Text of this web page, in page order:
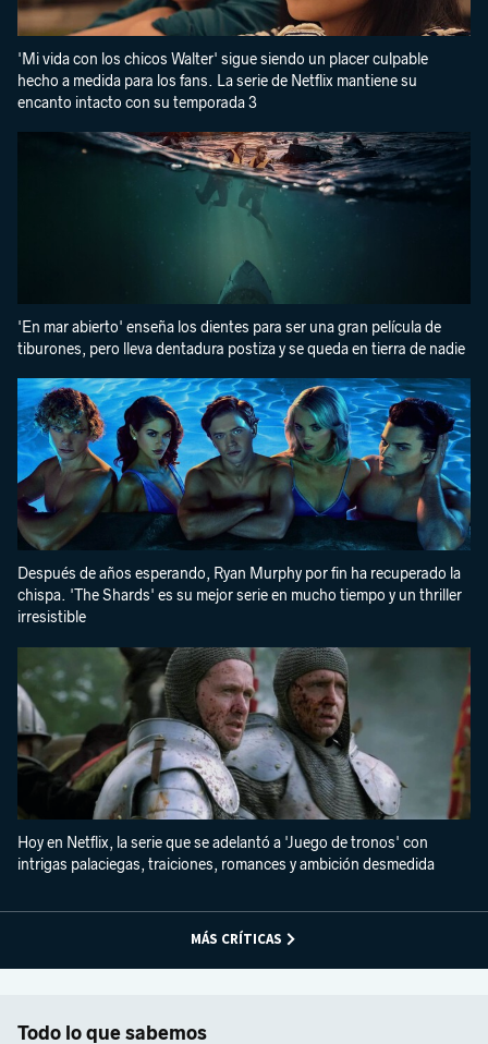
'Mi vida con los chicos Walter' sigue siendo un placer culpable
hecho a medida para los fans. La serie de Netflix mantiene su
encanto intacto con su temporada 3
'En mar abierto' enseña los dientes para ser una gran película de
tiburones, pero lleva dentadura postiza y se queda en tierra de nadie
Después de años esperando, Ryan Murphy por fin ha recuperado la
chispa. 'The Shards' es su mejor serie en mucho tiempo y un thriller
irresistible
Hoy en Netflix, la serie que se adelantó a 'Juego de tronos' con
intrigas palaciegas, traiciones, romances y ambición desmedida
MÁS CRÍTICAS
Todo lo que sabemos